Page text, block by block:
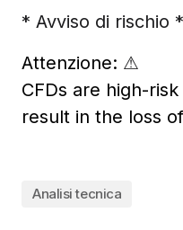
* Avviso di rischio *
Attenzione: ⚠
CFDs are high-
result in the loss
Analisi tecnica